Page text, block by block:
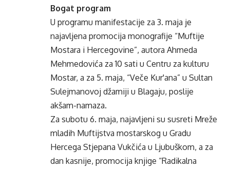
Bogat program
U programu manifestacije za 3. maja je
najavljena promocija monografije “Muftije
Mostara i Hercegovine”, autora Ahmeda
Mehmedovića za 10 sati u Centru za kulturu
Mostar, a za 5. maja, “Veče Kur'ana” u Sultan
Sulejmanovoj džamiji u Blagaju, poslije
akšam-namaza.
Za subotu 6. maja, najavljeni su susreti Mreže
mladih Muftijstva mostarskog u Gradu
Hercega Stjepana Vukčića u Ljubuškom, a za
dan kasnije, promocija knjige “Radikalna